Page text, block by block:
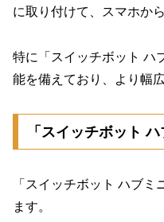
に取り付けて、スマホか
特に「スイッチボット ハ
能を備えており、より幅
「スイッチボット
「スイッチボット ハブ
ます。